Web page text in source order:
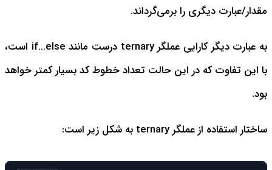
مقدار/عبارت دیگری را برمی‌گرداند.
به عبارت دیگر کارایی عملگر ternary درست مانند if…else است،
با این تفاوت که در این حالت تعداد خطوط کد بسیار کمتر خواهد
بود.
ساختار استفاده از عملگر ternary به شکل زیر است: